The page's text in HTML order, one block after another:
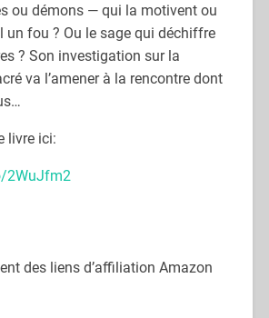
ou démons — qui la motivent ou
un fou ? Ou le sage qui déchiffre
? Son investigation sur la
va l’amener à la rencontre dont
livre ici:
2WuJfm2
des liens d’affiliation Amazon